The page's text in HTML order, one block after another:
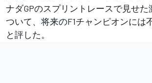
ナダGPのスプリントレースで見せた
ついて、将来のF1チャンピオンには
と評した。